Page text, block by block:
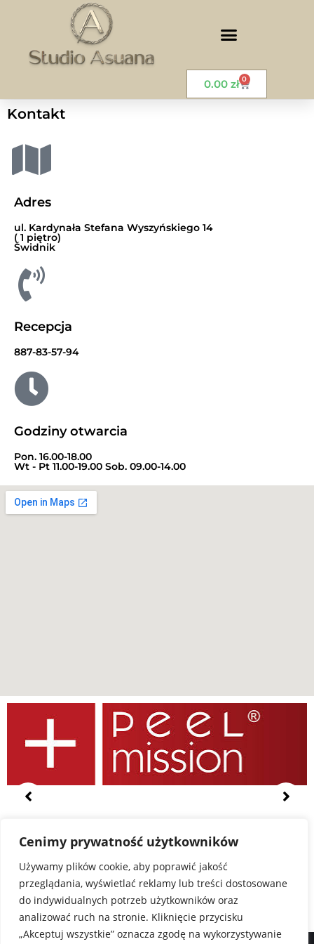
Cenimy prywatność użytkowników
Używamy plików cookie, aby poprawić jakość
przeglądania, wyświetlać reklamy lub treści dostosowane
do indywidualnych potrzeb użytkowników oraz
analizować ruch na stronie. Kliknięcie przycisku
„Akceptuj wszystkie” oznacza zgodę na wykorzystywanie
0.00 zł 0
Kontakt
Adres
ul. Kardynała Stefana Wyszyńskiego 14
( 1 piętro)
Świdnik
Recepcja
887-83-57-94
Godziny otwarcia
Pon. 16.00-18.00
Wt - Pt 11.00-19.00 Sob. 09.00-14.00